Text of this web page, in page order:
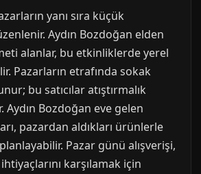
yanı sıra küçük
Aydın Bozdoğan elden
alanlar, bu etkinliklerde yerel
Pazarların etrafında sokak
bu satıcılar atıştırmalık
Aydın Bozdoğan eve gelen
pazardan aldıkları ürünlerle
Pazar günü alışverişi,
karşılamak için